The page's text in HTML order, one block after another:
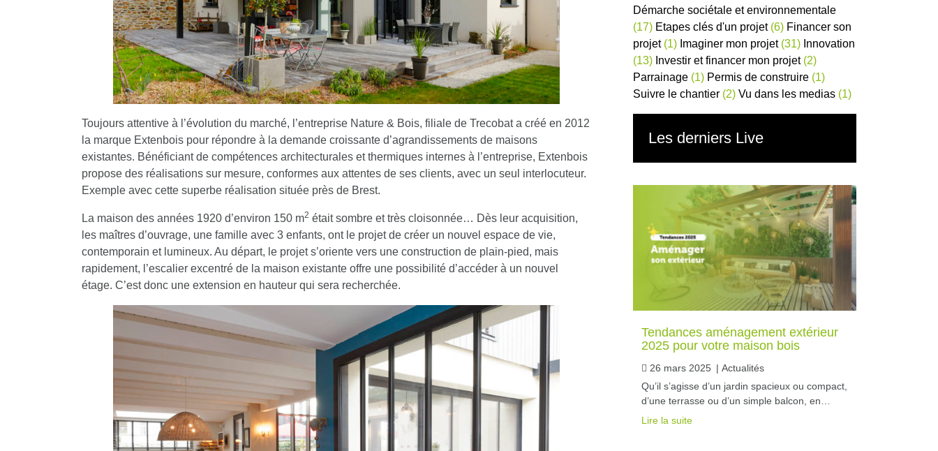
Toujours attentive à l’évolution du marché, l’entreprise Nature & Bois, filiale de Trecobat a créé en 2012
la marque Extenbois pour répondre à la demande croissante d’agrandissements de maisons
existantes. Bénéficiant de compétences architecturales et thermiques internes à l’entreprise, Extenbois
propose des réalisations sur mesure, conformes aux attentes de ses clients, avec un seul interlocuteur.
Exemple avec cette superbe réalisation située près de Brest.
La maison des années 1920 d’environ 150 m2 était sombre et très cloisonnée… Dès leur acquisition,
les maîtres d’ouvrage, une famille avec 3 enfants, ont le projet de créer un nouvel espace de vie,
contemporain et lumineux. Au départ, le projet s’oriente vers une construction de plain-pied, mais
rapidement, l’escalier excentré de la maison existante offre une possibilité d’accéder à un nouvel
étage. C’est donc une extension en hauteur qui sera recherchée.
Démarche sociétale et environnementale
(17) Etapes clés d'un projet(6) Financer son
projet(1) Imaginer mon projet(31) Innovation
(13) Investir et financer mon projet(2)
Parrainage (1) Permis de construire (1)
Suivre le chantier (2) Vu dans les medias (1)
Les derniers Live
Tendances aménagement extérieur
2025 pour votre maison bois
26 mars 2025 | Actualités
Qu’il s’agisse d’un jardin spacieux ou compact,
d’une terrasse ou d’un simple balcon, en…
Lire la suite